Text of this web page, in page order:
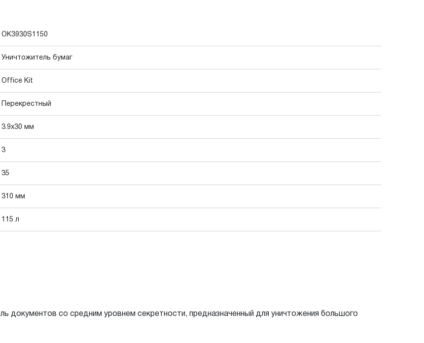
OK3930S1150
Уничтожитель бумаг
Office Kit
Перекрестный
3.9x30 мм
3
35
310 мм
115 л
документов со средним уровнем секретности, предназначенный для уничтожения большого